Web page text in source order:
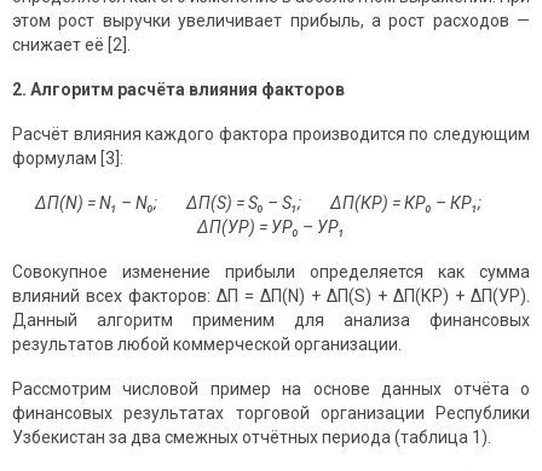
этом рост выручки увеличивает прибыль, а рост расходов —
снижает её [2].
2. Алгоритм расчёта влияния факторов
Расчёт влияния каждого фактора производится по следующим
формулам [3]:
ΔП(N) = N₁ – N₀; ΔП(S) = S₀ – S₁; ΔП(КР) = КР₀ – КР₁;
ΔП(УР) = УР₀ – УР₁
Совокупное изменение прибыли определяется как сумма
влияний всех факторов: ΔП = ΔП(N) + ΔП(S) + ΔП(КР) + ΔП(УР).
Данный алгоритм применим для анализа финансовых
результатов любой коммерческой организации.
Рассмотрим числовой пример на основе данных отчёта о
финансовых результатах торговой организации Республики
Узбекистан за два смежных отчётных периода (таблица 1).